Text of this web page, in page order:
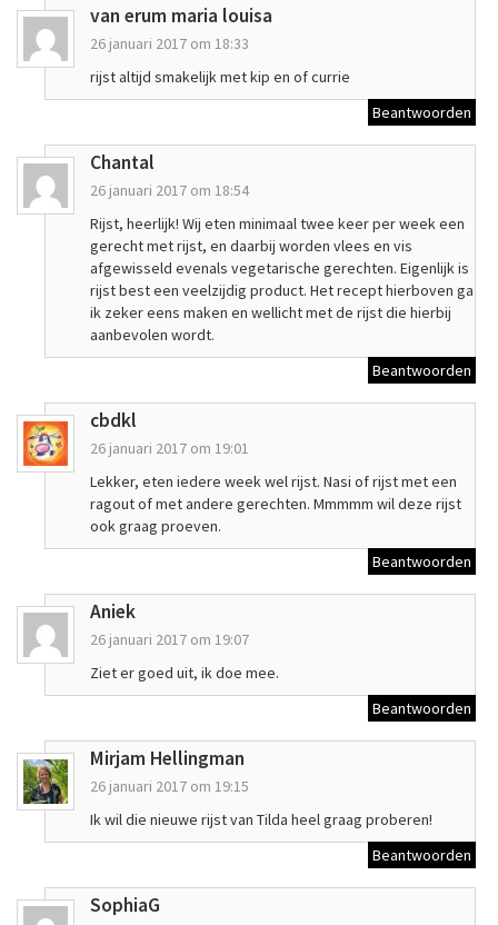
van erum maria louisa
26 januari 2017 om 18:33
rijst altijd smakelijk met kip en of currie
Beantwoorden
Chantal
26 januari 2017 om 18:54
Rijst, heerlijk! Wij eten minimaal twee keer per week een
gerecht met rijst, en daarbij worden vlees en vis
afgewisseld evenals vegetarische gerechten. Eigenlijk is
rijst best een veelzijdig product. Het recept hierboven ga
ik zeker eens maken en wellicht met de rijst die hierbij
aanbevolen wordt.
Beantwoorden
cbdkl
26 januari 2017 om 19:01
Lekker, eten iedere week wel rijst. Nasi of rijst met een
ragout of met andere gerechten. Mmmmm wil deze rijst
ook graag proeven.
Beantwoorden
Aniek
26 januari 2017 om 19:07
Ziet er goed uit, ik doe mee.
Beantwoorden
Mirjam Hellingman
26 januari 2017 om 19:15
Ik wil die nieuwe rijst van Tilda heel graag proberen!
Beantwoorden
SophiaG